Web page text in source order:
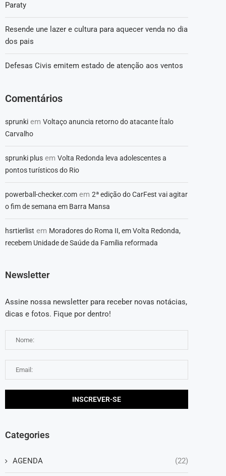
Paraty
Resende une lazer e cultura para aquecer venda no dia
dos pais
Defesas Civis emitem estado de atenção aos ventos
Comentários
sprunki em Voltaço anuncia retorno do atacante Ítalo
Carvalho
sprunki plus em Volta Redonda leva adolescentes a
pontos turísticos do Rio
powerball-checker.com em 2ª edição do CarFest vai agitar
o fim de semana em Barra Mansa
hsrtierlist em Moradores do Roma II, em Volta Redonda,
recebem Unidade de Saúde da Família reformada
Newsletter
Assine nossa newsletter para receber novas notácias,
dicas e fotos. Fique por dentro!
Categories
AGENDA (22)